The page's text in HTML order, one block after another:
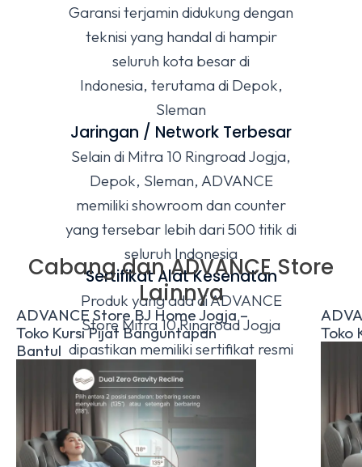
Garansi terjamin didukung dengan
teknisi yang handal di hampir
seluruh kota besar di
Indonesia, terutama di Depok,
Sleman
Jaringan / Network Terbesar
Selain di Mitra 10 Ringroad Jogja,
Depok, Sleman, ADVANCE
memiliki showroom dan counter
yang tersebar lebih dari 500 titik di
seluruh Indonesia
Sertifikat Alat Kesehatan
Produk yang ada di ADVANCE
Store Mitra 10 Ringroad Jogja
dipastikan memiliki sertifikat resmi
Alat Kesehatan
Cabang dan ADVANCE Store
Lainnya
ADVANCE Store BJ Home Jogja –
Toko Kursi Pijat Banguntapan
Bantul
Toko